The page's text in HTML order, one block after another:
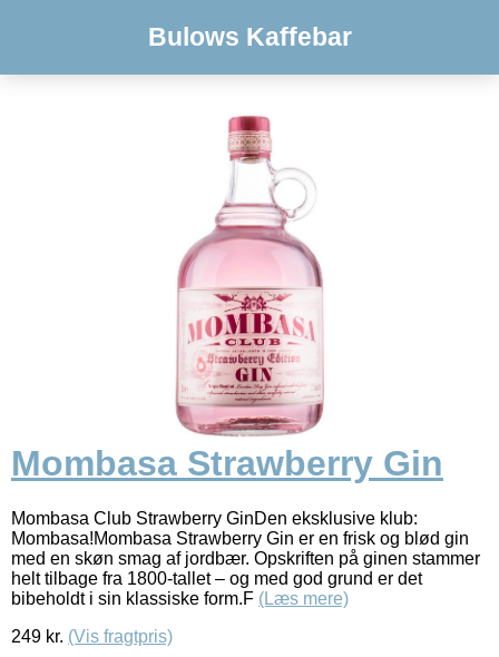
Bulows Kaffebar
Mombasa Strawberry Gin
Mombasa Club Strawberry GinDen eksklusive klub:
Mombasa!Mombasa Strawberry Gin er en frisk og blød gin
med en skøn smag af jordbær. Opskriften på ginen stammer
helt tilbage fra 1800-tallet – og med god grund er det
bibeholdt i sin klassiske form.F (Læs mere)
249 kr. (Vis fragtpris)